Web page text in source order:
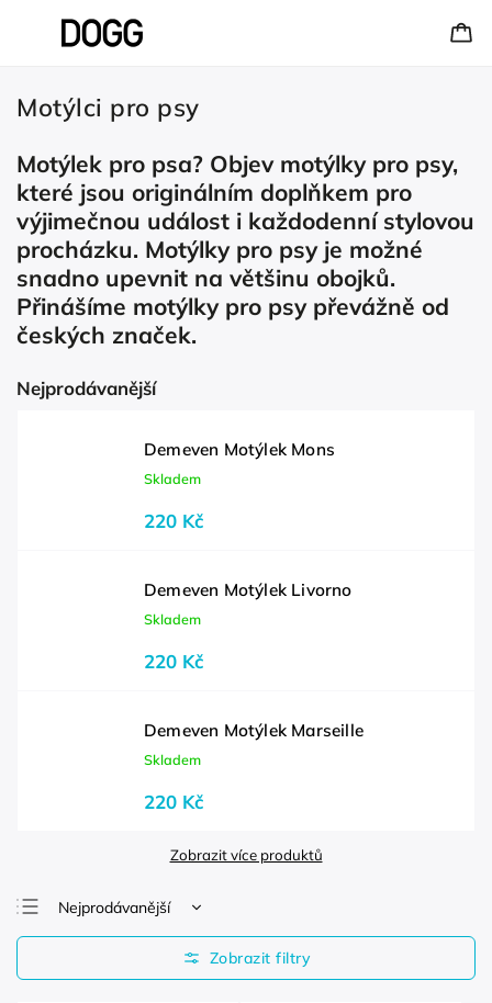
Motýlci pro psy
Motýlek pro psa? Objev motýlky pro psy,
které jsou originálním doplňkem pro
výjimečnou událost i každodenní stylovou
procházku. Motýlky pro psy je možné
snadno upevnit na většinu obojků.
Přinášíme motýlky pro psy převážně od
českých značek.
Nejprodávanější
Demeven Motýlek Mons
Skladem
220 Kč
Demeven Motýlek Livorno
Skladem
220 Kč
Demeven Motýlek Marseille
Skladem
220 Kč
Zobrazit více produktů
Nejprodávanější
Nejlevnější
Nejdražší